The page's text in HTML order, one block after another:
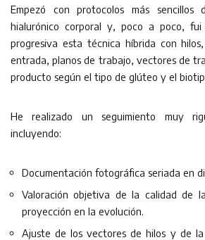
Empezó con protocolos más sencillos
hialurónico corporal y, poco a poco,
progresiva esta técnica híbrida con
entrada, planos de trabajo, vectores de
producto según el tipo de glúteo y el
He realizado un seguimiento muy
incluyendo:
Documentación fotográfica seriada en
Valoración objetiva de la calidad de
proyección en la evolución.
Ajuste de los vectores de hilos y de